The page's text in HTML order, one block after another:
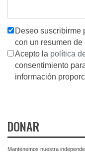
Deseo suscribirme
con un resumen
Acepto la política
consentimiento
información
DONAR
Mantenemos nuestra